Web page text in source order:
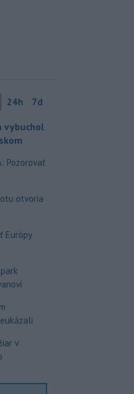
24h 7d
vybuchol
Pozorovať
otvoria
Európy
v